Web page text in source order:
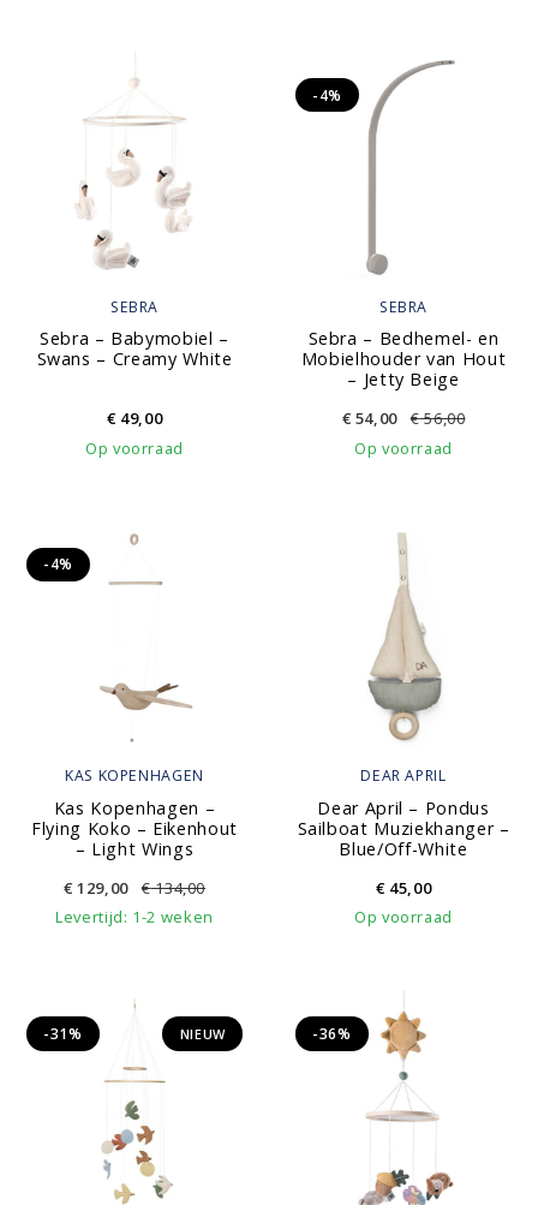
SEBRA
Sebra – Babymobiel –
Swans – Creamy White
€49,00
Op voorraad
SEBRA
Sebra – Bedhemel- en
Mobielhouder van Hout
– Jetty Beige
€ 54,00 €56,00
-4%
Op voorraad
KAS KOPENHAGEN
Kas Kopenhagen –
Flying Koko – Eikenhout
– Light Wings
€ 129,00 €134,00
-4%
Levertijd: 1-2 weken
DEAR APRIL
Dear April – Pondus
Sailboat Muziekhanger –
Blue/Off-White
€45,00
Op voorraad
NIEUW
-31% -36%